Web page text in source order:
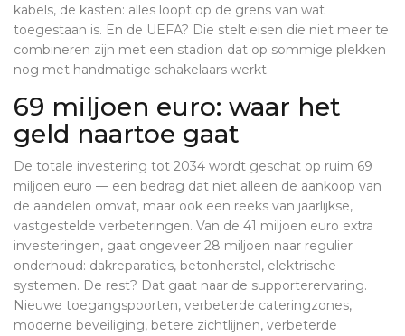
kabels, de kasten: alles loopt op de grens van wat
toegestaan is. En de UEFA? Die stelt eisen die niet meer te
combineren zijn met een stadion dat op sommige plekken
nog met handmatige schakelaars werkt.
69 miljoen euro: waar het
geld naartoe gaat
De totale investering tot 2034 wordt geschat op ruim 69
miljoen euro — een bedrag dat niet alleen de aankoop van
de aandelen omvat, maar ook een reeks van jaarlijkse,
vastgestelde verbeteringen. Van de 41 miljoen euro extra
investeringen, gaat ongeveer 28 miljoen naar regulier
onderhoud: dakreparaties, betonherstel, elektrische
systemen. De rest? Dat gaat naar de supporterervaring.
Nieuwe toegangspoorten, verbeterde cateringzones,
moderne beveiliging, betere zichtlijnen, verbeterde